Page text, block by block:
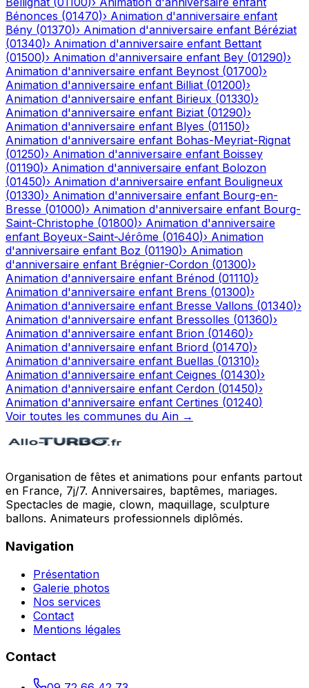
Bénonces (01470)› Animation d'anniversaire enfant
Bény (01370)› Animation d'anniversaire enfant Béréziat
(01340)› Animation d'anniversaire enfant Bettant
(01500)› Animation d'anniversaire enfant Bey (01290)›
Animation d'anniversaire enfant Beynost (01700)›
Animation d'anniversaire enfant Billiat (01200)›
Animation d'anniversaire enfant Birieux (01330)›
Animation d'anniversaire enfant Biziat (01290)›
Animation d'anniversaire enfant Blyes (01150)›
Animation d'anniversaire enfant Bohas-Meyriat-Rignat
(01250)› Animation d'anniversaire enfant Boissey
(01190)› Animation d'anniversaire enfant Bolozon
(01450)› Animation d'anniversaire enfant Bouligneux
(01330)› Animation d'anniversaire enfant Bourg-en-
Bresse (01000)› Animation d'anniversaire enfant Bourg-
Saint-Christophe (01800)› Animation d'anniversaire
enfant Boyeux-Saint-Jérôme (01640)› Animation
d'anniversaire enfant Boz (01190)› Animation
d'anniversaire enfant Brégnier-Cordon (01300)›
Animation d'anniversaire enfant Brénod (01110)›
Animation d'anniversaire enfant Brens (01300)›
Animation d'anniversaire enfant Bresse Vallons (01340)›
Animation d'anniversaire enfant Bressolles (01360)›
Animation d'anniversaire enfant Brion (01460)›
Animation d'anniversaire enfant Briord (01470)›
Animation d'anniversaire enfant Buellas (01310)›
Animation d'anniversaire enfant Ceignes (01430)›
Animation d'anniversaire enfant Cerdon (01450)›
Animation d'anniversaire enfant Certines (01240)
Voir toutes les communes du Ain →
Organisation de fêtes et animations pour enfants partout
en France, 7j/7. Anniversaires, baptêmes, mariages.
Spectacles de magie, clown, maquillage, sculpture
ballons. Animateurs professionnels diplômés.
Navigation
Présentation
Galerie photos
Nos services
Contact
Mentions légales
Contact